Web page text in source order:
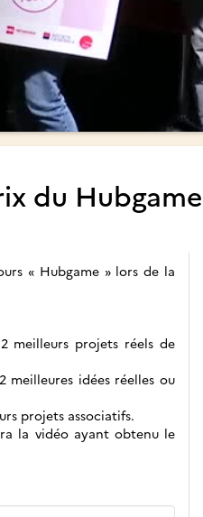
du Hubgame
« Hubgame » lors de la
meilleurs projets réels de
meilleures idées réelles ou
projets associatifs.
la vidéo ayant obtenu le